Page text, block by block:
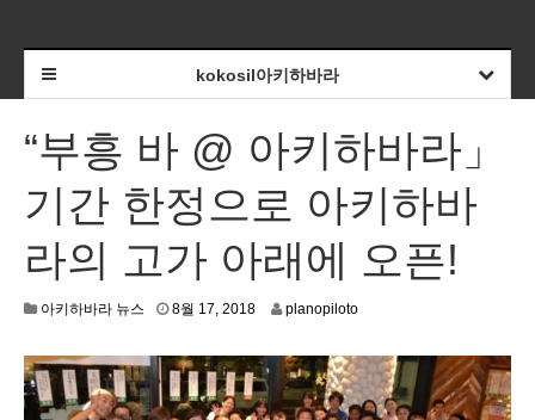
kokosil아키하바라
“부흥 바 @ 아키하바라」
기간 한정으로 아키하바
라의 고가 아래에 오픈!
아키하바라 뉴스 8월 17, 20188
4
,
2
planopiloto